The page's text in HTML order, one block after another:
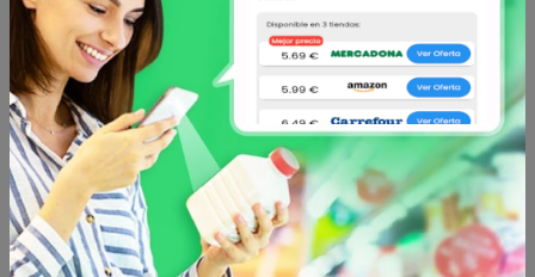
Caracteristicas Análisis de precio
Sin descripción